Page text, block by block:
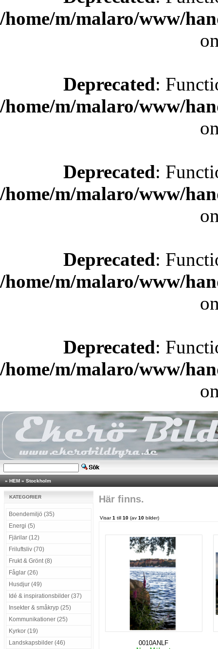
/home/m/malaro/www/
Deprecated:
/home/m/malaro/www/
Deprecated:
/home/m/malaro/www/
Deprecated:
/home/m/malaro/www/
Deprecated:
/home/m/malaro/www/
» HEM » Stockholm
KATEGORIER
Boendemiljö (35)
Energi (5)
Fjärilar (12)
Friluftsliv (70)
Frukt & Grönt (8)
Fåglar (26)
Husdjur (49)
Idé & inspirationsbilder (37)
Insekter & småkryp (25)
Kommunikationer (25)
Kyrkor (19)
Landskapsbilder (46)
Här finns.
Visar1 till 10 (av 10 bilder)
0010ANLF